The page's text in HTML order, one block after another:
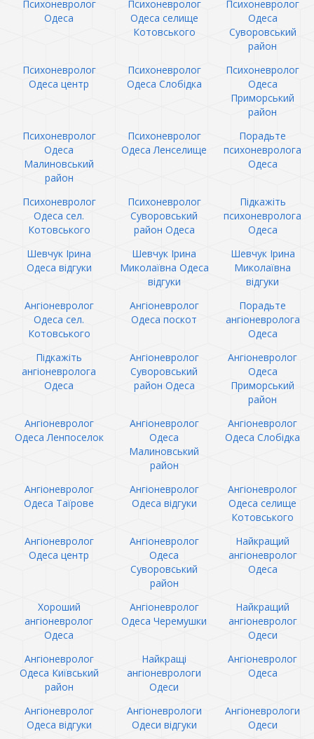
Психоневролог
Одеса
Психоневролог
Одеса селище
Котовського
Психоневролог
Одеса
Суворовський
район
Психоневролог
Одеса центр
Психоневролог
Одеса Слобідка
Психоневролог
Одеса
Приморський
район
Психоневролог
Одеса
Малиновський
район
Психоневролог
Одеса Ленселище
Порадьте
психоневролога
Одеса
Психоневролог
Одеса сел.
Котовського
Психоневролог
Суворовський
район Одеса
Підкажіть
психоневролога
Одеса
Шевчук Ірина
Одеса відгуки
Шевчук Ірина
Миколаївна Одеса
відгуки
Шевчук Ірина
Миколаївна
відгуки
Ангіоневролог
Одеса сел.
Котовського
Ангіоневролог
Одеса поскот
Порадьте
ангіоневролога
Одеса
Підкажіть
ангіоневролога
Одеса
Ангіоневролог
Суворовський
район Одеса
Ангіоневролог
Одеса
Приморський
район
Ангіоневролог
Одеса Ленпоселок
Ангіоневролог
Одеса
Малиновський
район
Ангіоневролог
Одеса Слобідка
Ангіоневролог
Одеса Таїрове
Ангіоневролог
Одеса відгуки
Ангіоневролог
Одеса селище
Котовського
Ангіоневролог
Одеса центр
Ангіоневролог
Одеса
Суворовський
район
Найкращий
ангіоневролог
Одеса
Хороший
ангіоневролог
Одеса
Ангіоневролог
Одеса Черемушки
Найкращий
ангіоневролог
Одеси
Ангіоневролог
Одеса Київський
район
Найкращі
ангіоневрологи
Одеси
Ангіоневролог
Одеса
Ангіоневролог
Одеса відгуки
Ангіоневрологи
Одеси відгуки
Ангіоневрологи
Одеси